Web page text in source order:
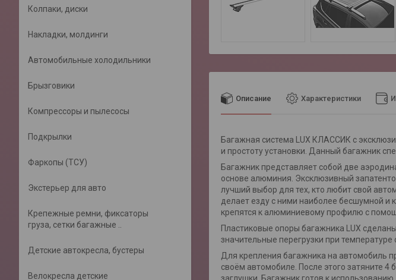
Описание Характеристики
Багажная система LUX КЛАССИК с
и простоту установки. Данный багажник
Багажник представляет собой две
основе алюминия. Эксклюзивный
лучший выбор для тех, кто любит свой
делает езду с ними наиболее бесшумной и
крепятся к алюминиевому профилю с
Пластиковые опоры багажника LUX
значительные перегрузки при
Для крепления багажника на автомобиль
своём автомобиле. После этого затяните
Колпаки, диски
Накладки, молдинги
Автомобильные холодильники
Брызговики
Компрессоры и пылесосы
Подкрылки
Фаркопы (ТСУ)
Экстерьер для авто
Крепежные ремни, фиксаторы
груза, сетки багажные ..
Детские автокресла, бустеры
Велокресла детские